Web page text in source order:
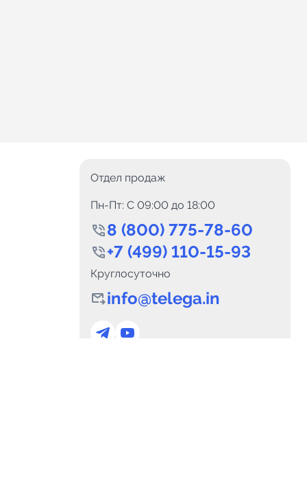
Отдел продаж
Пн-Пт: C 09:00 до 18:00
8 (800) 775-78-60
+7 (499) 110-15-93
Круглосуточно
info@telega.in